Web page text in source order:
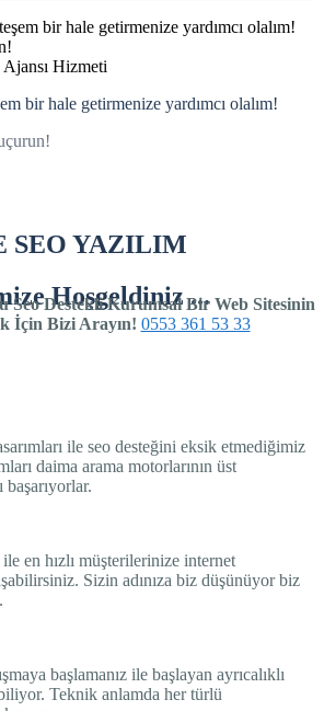
bir hale getirmenize yardımcı olalım!
SEO YAZILIM
Hoşgeldiniz ...
Destekli Kurumsal Bir Web Sitesinin
İçin Bizi Arayın! 0553 361 53 33
ile seo desteğini eksik etmediğimiz
daima arama motorlarının üst
başarıyorlar.
en hızlı müşterilerinize internet
Sizin adınıza biz düşünüyor biz
başlamanız ile başlayan ayrıcalıklı
Teknik anlamda her türlü